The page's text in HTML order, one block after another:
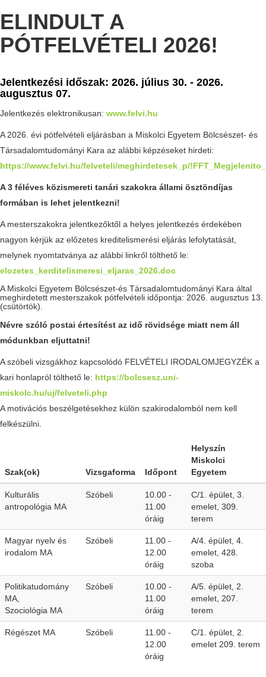
ELINDULT A
PÓTFELVÉTELI 2026!
Jelentkezési időszak: 2026. július 30. - 2026.
augusztus 07.
Jelentkezés elektronikusan: www.felvi.hu
A 2026. évi pótfelvételi eljárásban a Miskolci Egyetem Bölcsészet- és
Társadalomtudományi Kara az alábbi képzéseket hirdeti:
https://www.felvi.hu/felveteli/meghirdetesek_p/
A 3 féléves közismereti tanári szakokra állami ösztöndíjas
formában is lehet jelentkezni!
A mesterszakokra jelentkezőktől a helyes jelentkezés érdekében
nagyon kérjük az előzetes kreditelismerési eljárás lefolytatását,
melynek nyomtatványa az alábbi linkről tölthető le:
elozetes_kerditelismeresi_eljaras_2026.doc
A Miskolci Egyetem Bölcsészet-és Társadalomtudományi Kara által
meghirdetett mesterszakok pótfelvételi időpontja: 2026. augusztus 13.
(csütörtök).
Névre szóló postai értesítést az idő rövidsége miatt nem áll
módunkban eljuttatni!
A szóbeli vizsgákhoz kapcsolódó FELVÉTELI IRODALOMJEGYZÉK a
kari honlapról tölthető le: https://bolcsesz.uni-
miskolc.hu/uj/felveteli.php
A motivációs beszélgetésekhez külön szakirodalomból nem kell
felkészülni.
Szak(ok) Vizsgaforma Időpont
Helyszín
Miskolci
Egyetem
Kulturális
antropológia MA
Szóbeli
10.00 -
11.00
óráig
C/1. épület, 3.
emelet, 309.
terem
Magyar nyelv és
irodalom MA
Szóbeli
11.00 -
12.00
óráig
A/4. épület, 4.
emelet, 428.
szoba
Politikatudomány
MA,
Szociológia MA
Szóbeli
10.00 -
11.00
óráig
A/5. épület, 2.
emelet, 207.
terem
Régészet MA Szóbeli
11.00 -
12.00
óráig
C/1. épület, 2.
emelet 209. terem